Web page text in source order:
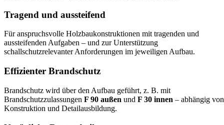
Tragend und aussteifend
Für anspruchsvolle Holzbaukonstruktionen mit tragenden und
aussteifenden Aufgaben – und zur Unterstützung
schallschutzrelevanter Anforderungen im jeweiligen Aufbau.
Effizienter Brandschutz
Brandschutz wird über den Aufbau geführt, z. B. mit
Brandschutzzulassungen F 90 außen und F 30 innen – abhängig von
Konstruktion und Detailausbildung.